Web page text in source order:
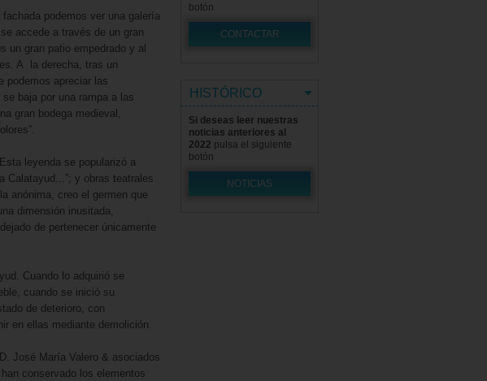
podemos ver una galería
accede a través de un gran
un gran patio empedrado y al
A la derecha, tras un
podemos apreciar las
baja por una rampa a las
gran bodega medieval,
leyenda se popularizó a
Calatayud...”; y obras teatrales
anónima, creo el germen que
dimensión inusitada,
de pertenecer únicamente
Cuando lo adquirió se
cuando se inició su
de deterioro, con
en ellas mediante demolición.
José María Valero & asociados
conservado los elementos
botón
CONTACTAR
HISTÓRICO
Si deseas leer nuestras
noticias anteriores al
2022 pulsa el siguiente
botón
NOTICIAS